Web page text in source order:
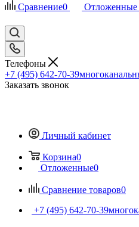
Сравнение0 Отложенные
Телефоны
+7 (495) 642-70-39
Заказать звонок
Личный кабинет
Корзина0
Отложенные0
Сравнение товаров0
+7 (495) 642-70-39